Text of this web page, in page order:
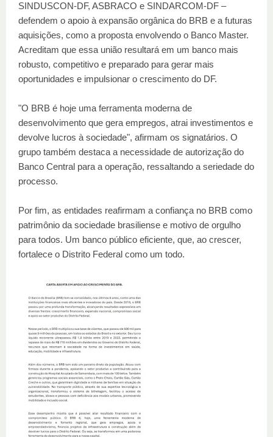
SINDUSCON-DF, ASBRACO e SINDARCOM-DF –
defendem o apoio à expansão orgânica do BRB e a futuras
aquisições, como a proposta envolvendo o Banco Master.
Acreditam que essa união resultará em um banco mais
robusto, competitivo e preparado para gerar mais
oportunidades e impulsionar o crescimento do DF.
"O BRB é hoje uma ferramenta moderna de
desenvolvimento que gera empregos, atrai investimentos e
devolve lucros à sociedade", afirmam os signatários. O
grupo também destaca a necessidade de autorização do
Banco Central para a operação, ressaltando a seriedade do
processo.
Por fim, as entidades reafirmam a confiança no BRB como
patrimônio da sociedade brasiliense e motivo de orgulho
para todos. Um banco público eficiente, que, ao crescer,
fortalece o Distrito Federal como um todo.